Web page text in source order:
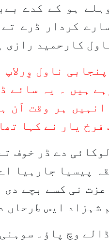
ہو کے کدے
کردار ڈرے
کار حمید رازی
ناول
ہیں ۔ یہ سائے
ہر وقت اَن
فرخ یار نے کہا
دے ڈر خوف
پیسیا جارہیا
نی کسے بچے
شہزاد ایس
وچ پاؤ۔